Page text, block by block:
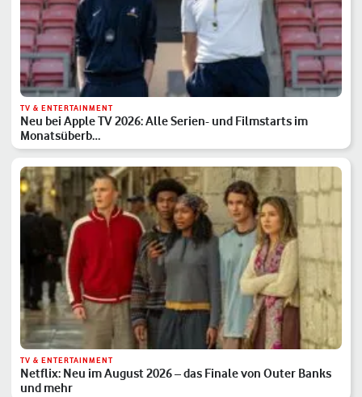
TV & ENTERTAINMENT
Neu bei Apple TV 2026: Alle Serien- und Filmstarts im
Monatsüberb…
TV & ENTERTAINMENT
Netflix: Neu im August 2026 – das Finale von Outer Banks
und mehr